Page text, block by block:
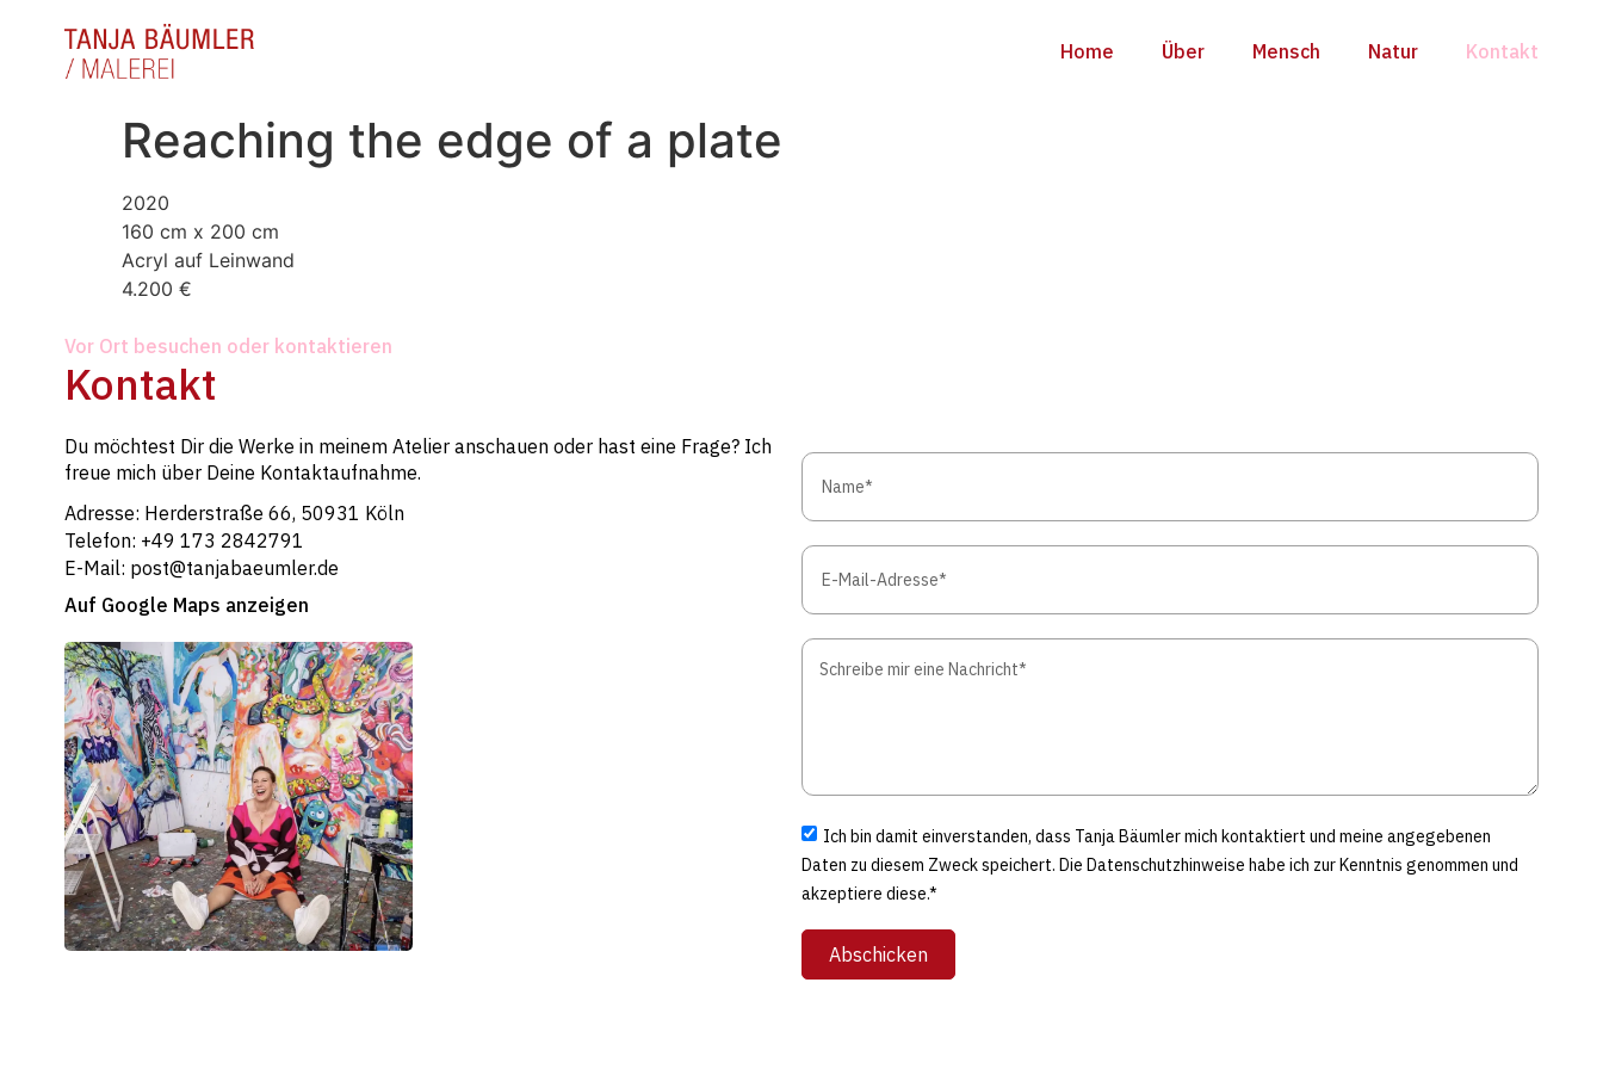
Home Über Mensch Natur Kontakt
Reaching the edge of a plate
2020
160 cm x 200 cm
Acryl auf Leinwand
4.200 €
Vor Ort besuchen oder kontaktieren
Kontakt
Du möchtest Dir die Werke in meinem Atelier anschauen oder hast eine Frage? Ich
freue mich über Deine Kontaktaufnahme.
Adresse: Herderstraße 66, 50931 Köln
Telefon: +49 173 2842791
E-Mail: post@tanjabaeumler.de
Auf Google Maps anzeigen
Ich bin damit einverstanden, dass Tanja Bäumler mich kontaktiert und meine angegebenen
Daten zu diesem Zweck speichert. Die Datenschutzhinweise habe ich zur Kenntnis genommen und
akzeptiere diese.*
Abschicken